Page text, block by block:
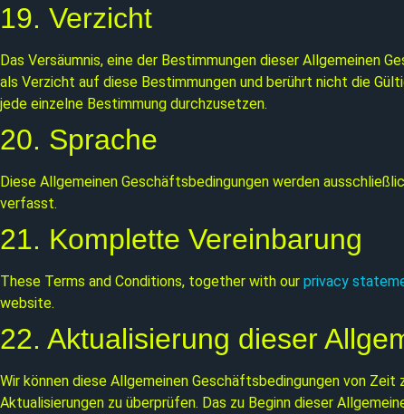
19. Verzicht
Das Versäumnis, eine der Bestimmungen dieser Allgemeinen
als Verzicht auf diese Bestimmungen und berührt nicht die
jede einzelne Bestimmung durchzusetzen.
20. Sprache
Diese Allgemeinen Geschäftsbedingungen werden
verfasst.
21. Komplette Vereinbarung
These Terms and Conditions, together with our privacy
website.
22. Aktualisierung dieser
Wir können diese Allgemeinen Geschäftsbedingungen von
Aktualisierungen zu überprüfen. Das zu Beginn dieser